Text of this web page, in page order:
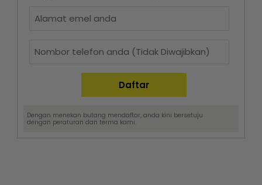
Dengan menekan butang mendaftar, anda kini bersetuju
dengan peraturan dan terma kami.